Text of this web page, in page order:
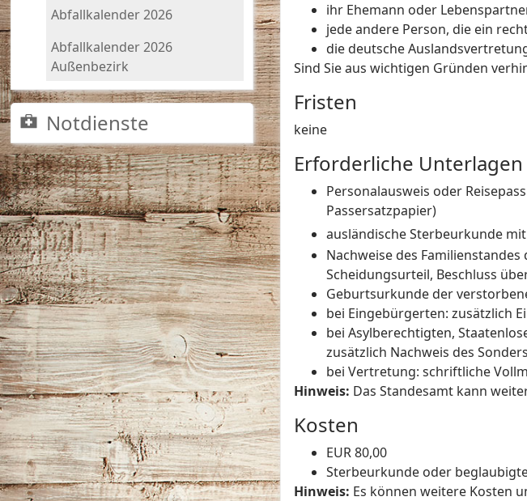
ihr Ehemann oder
jede andere Person, die ein
die deutsche
Sind Sie aus wichtigen Gründen
Fristen
keine
Erforderliche Unterlagen
Personalausweis oder
Passersatzpapier)
ausländische Sterbeurkunde
Nachweise des
Scheidungsurteil, Beschluss
Geburtsurkunde der
bei Eingebürgerten: zusätzlich
bei Asylberechtigten,
zusätzlich Nachweis des
bei Vertretung: schriftliche
Hinweis: Das Standesamt kann
Kosten
EUR 80,00
Sterbeurkunde oder
Hinweis: Es können weitere Kosten
Abfallkalender 2026
Abfallkalender 2026
Außenbezirk
Notdienste